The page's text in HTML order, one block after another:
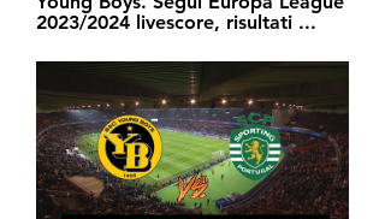
2023/2024 livescore, risultati ...